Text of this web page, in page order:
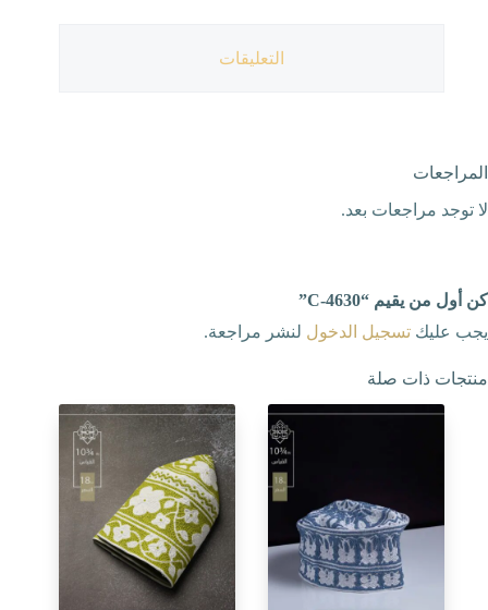
التعليقات
المراجعات
لا توجد مراجعات بعد.
كن أول من يقيم “C-4630”
يجب عليك تسجيل الدخول لنشر مراجعة.
منتجات ذات صلة